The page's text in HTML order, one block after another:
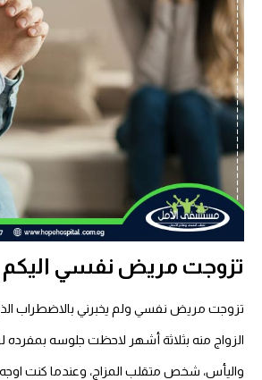
تزوجت مريض نفسي اليكم
تزوجت مريض نفسي ولم يخبرني بالاضطراب
الزواج منه بثلاثة أشهر لاحظت جلوسه بمفرده
واليأس، شخص متقلب المزاج، وعندما كنت